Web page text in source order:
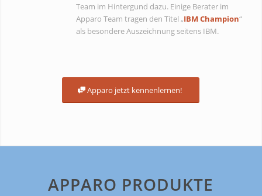
Team im Hintergund dazu. Einige Berater im
Apparo Team tragen den Titel „IBM Champion“
als besondere Auszeichnung seitens IBM.
Apparo jetzt kennenlernen!
APPARO PRODUKTE